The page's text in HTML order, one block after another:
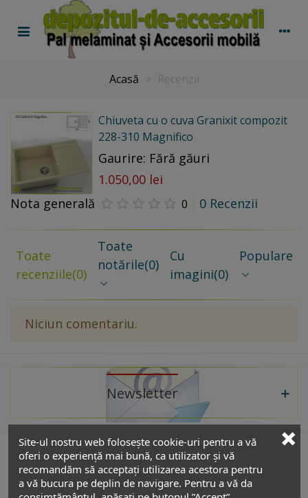
Acasă
Chiuveta cu o cuva Granixit compozit
228-310 Magnifico
Gaurire: Fără găuri
1.050,00 lei
Nota generală
0 0 Recenzii
Toate
recenziile(0)
Toate
notările(0)
Cu
imagini(0)
Populare
Niciun comentariu.
Site-ul nostru web folosește cookie-uri pentru a vă
oferi o experiență mai bună, ca utilizator și vă
recomandăm să acceptați utilizarea acestora pentru
a vă bucura pe deplin de navigare. Pentru a vă da
Newsletter
De interes